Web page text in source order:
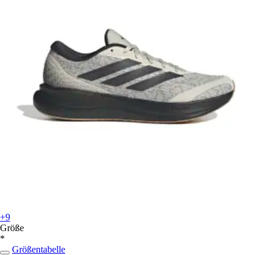
+9
Größe
*
Größentabelle